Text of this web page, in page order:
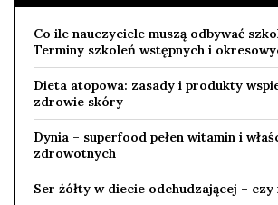
Co ile nauczyciele muszą odbywać
Terminy szkoleń wstępnych i
Dieta atopowa: zasady i produkty
zdrowie skóry
Dynia – superfood pełen witamin i
zdrowotnych
Ser żółty w diecie odchudzającej – czy